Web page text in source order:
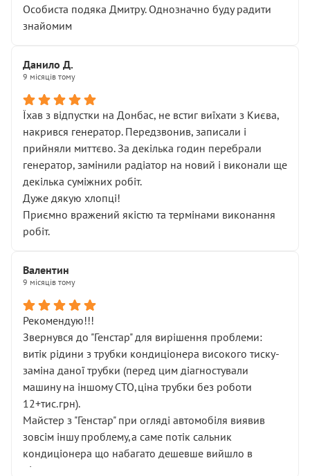
Особиста подяка Дмитру. Однозначно буду радити
знайомим
Данило Д.
9 місяців тому
Їхав з відпустки на Донбас, не встиг виїхати з Києва,
накрився генератор. Передзвонив, записали і
прийняли миттєво. За декілька годин перебрали
генератор, замінили радіатор на новий і виконали ще
декілька суміжних робіт.
Дуже дякую хлопці!
Приємно вражений якістю та термінами виконання
робіт.
Валентин
9 місяців тому
Рекомендую!!!
Звернувся до "Генстар" для вирішення проблеми:
витік рідини з трубки кондиціонера високого тиску-
заміна даної трубки (перед цим діагностували
машину на іншому СТО,ціна трубки без роботи
12+тис.грн).
Майстер з "Генстар" при огляді автомобіля виявив
зовсім іншу проблему,а саме потік сальник
кондиціонера що набагато дешевше вийшло в
підсумку.